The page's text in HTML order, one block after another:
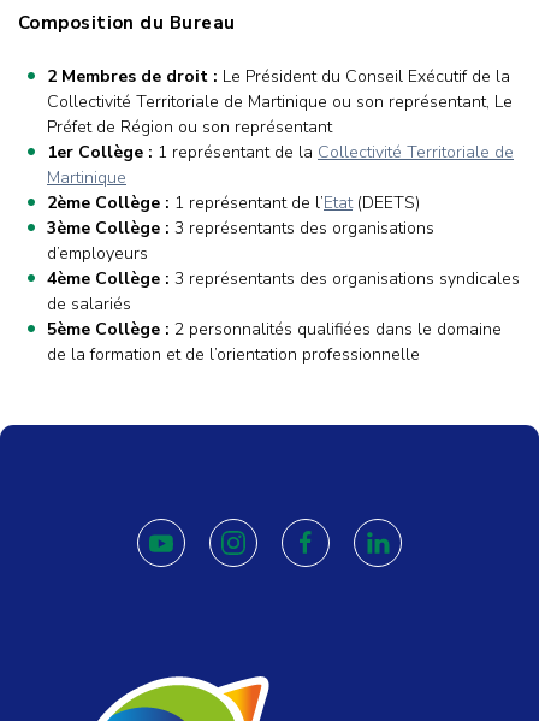
Composition du Bureau
2 Membres de droit : Le Président du Conseil Exécutif de la
Collectivité Territoriale de Martinique ou son représentant, Le
Préfet de Région ou son représentant
1er Collège : 1 représentant de la Collectivité Territoriale de
Martinique
2ème Collège : 1 représentant de l’Etat(DEETS)
3ème Collège : 3 représentants des organisations
d’employeurs
4ème Collège : 3 représentants des organisations syndicales
de salariés
5ème Collège : 2 personnalités qualifiées dans le domaine
de la formation et de l’orientation professionnelle
youtube instagramfacebooklinkedin